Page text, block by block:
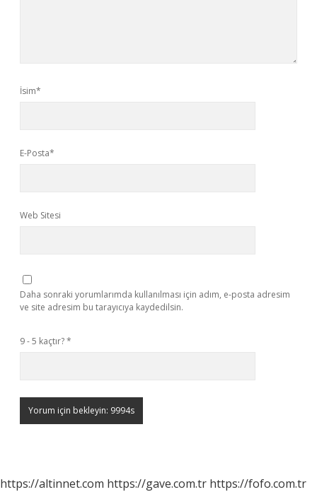
İsim*
E-Posta*
Web Sitesi
Daha sonraki yorumlarımda kullanılması için adım, e-posta adresim
ve site adresim bu tarayıcıya kaydedilsin.
9 - 5 kaçtır?*
https://altinnet.com https://gave.com.tr https://fofo.com.tr